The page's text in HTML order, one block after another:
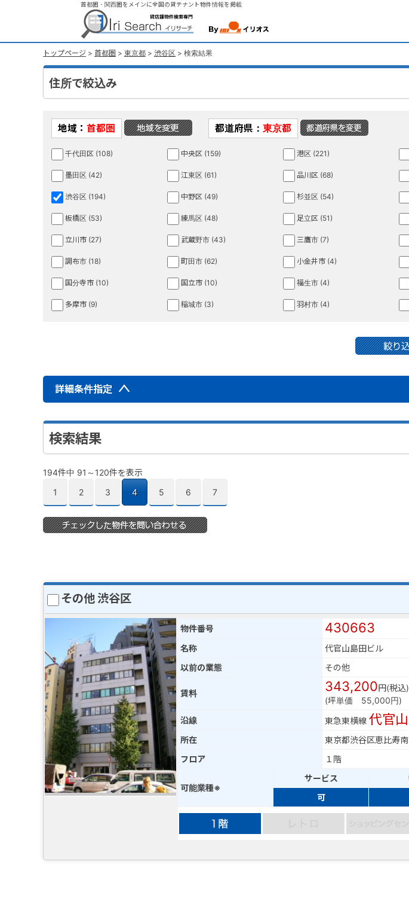
首都圏・関西圏をメインに全国の貸テナント物件情報を掲載
トップページ > 首都圏 > 東京都 > 渋谷区 > 検索結果
住所で絞込み
地域： 首都圏 都道府県： 東京都
千代田区 (108) 中央区 (159) 港区 (221)
墨田区 (42) 江東区 (61) 品川区 (68)
渋谷区 (194) 中野区 (49) 杉並区 (54)
板橋区 (53) 練馬区 (48) 足立区 (51)
立川市 (27) 武蔵野市 (43) 三鷹市 (7)
調布市 (18) 町田市 (62) 小金井市 (4)
国分寺市 (10) 国立市 (10) 福生市 (4)
多摩市 (9) 稲城市 (3) 羽村市 (4)
詳細条件指定
検索結果
194件中 91～120件を表示
1
2 3 4 5 6 7
その他 渋谷区
物件番号 430663
名称 代官山島田ビル
以前の業態
その他
賃料 343,200円(税込)
(坪単価 55,000円)
沿線 東急東横線 代官
所在
東京都渋谷区恵比寿
フロア
１階
可能業種※
サービス
可